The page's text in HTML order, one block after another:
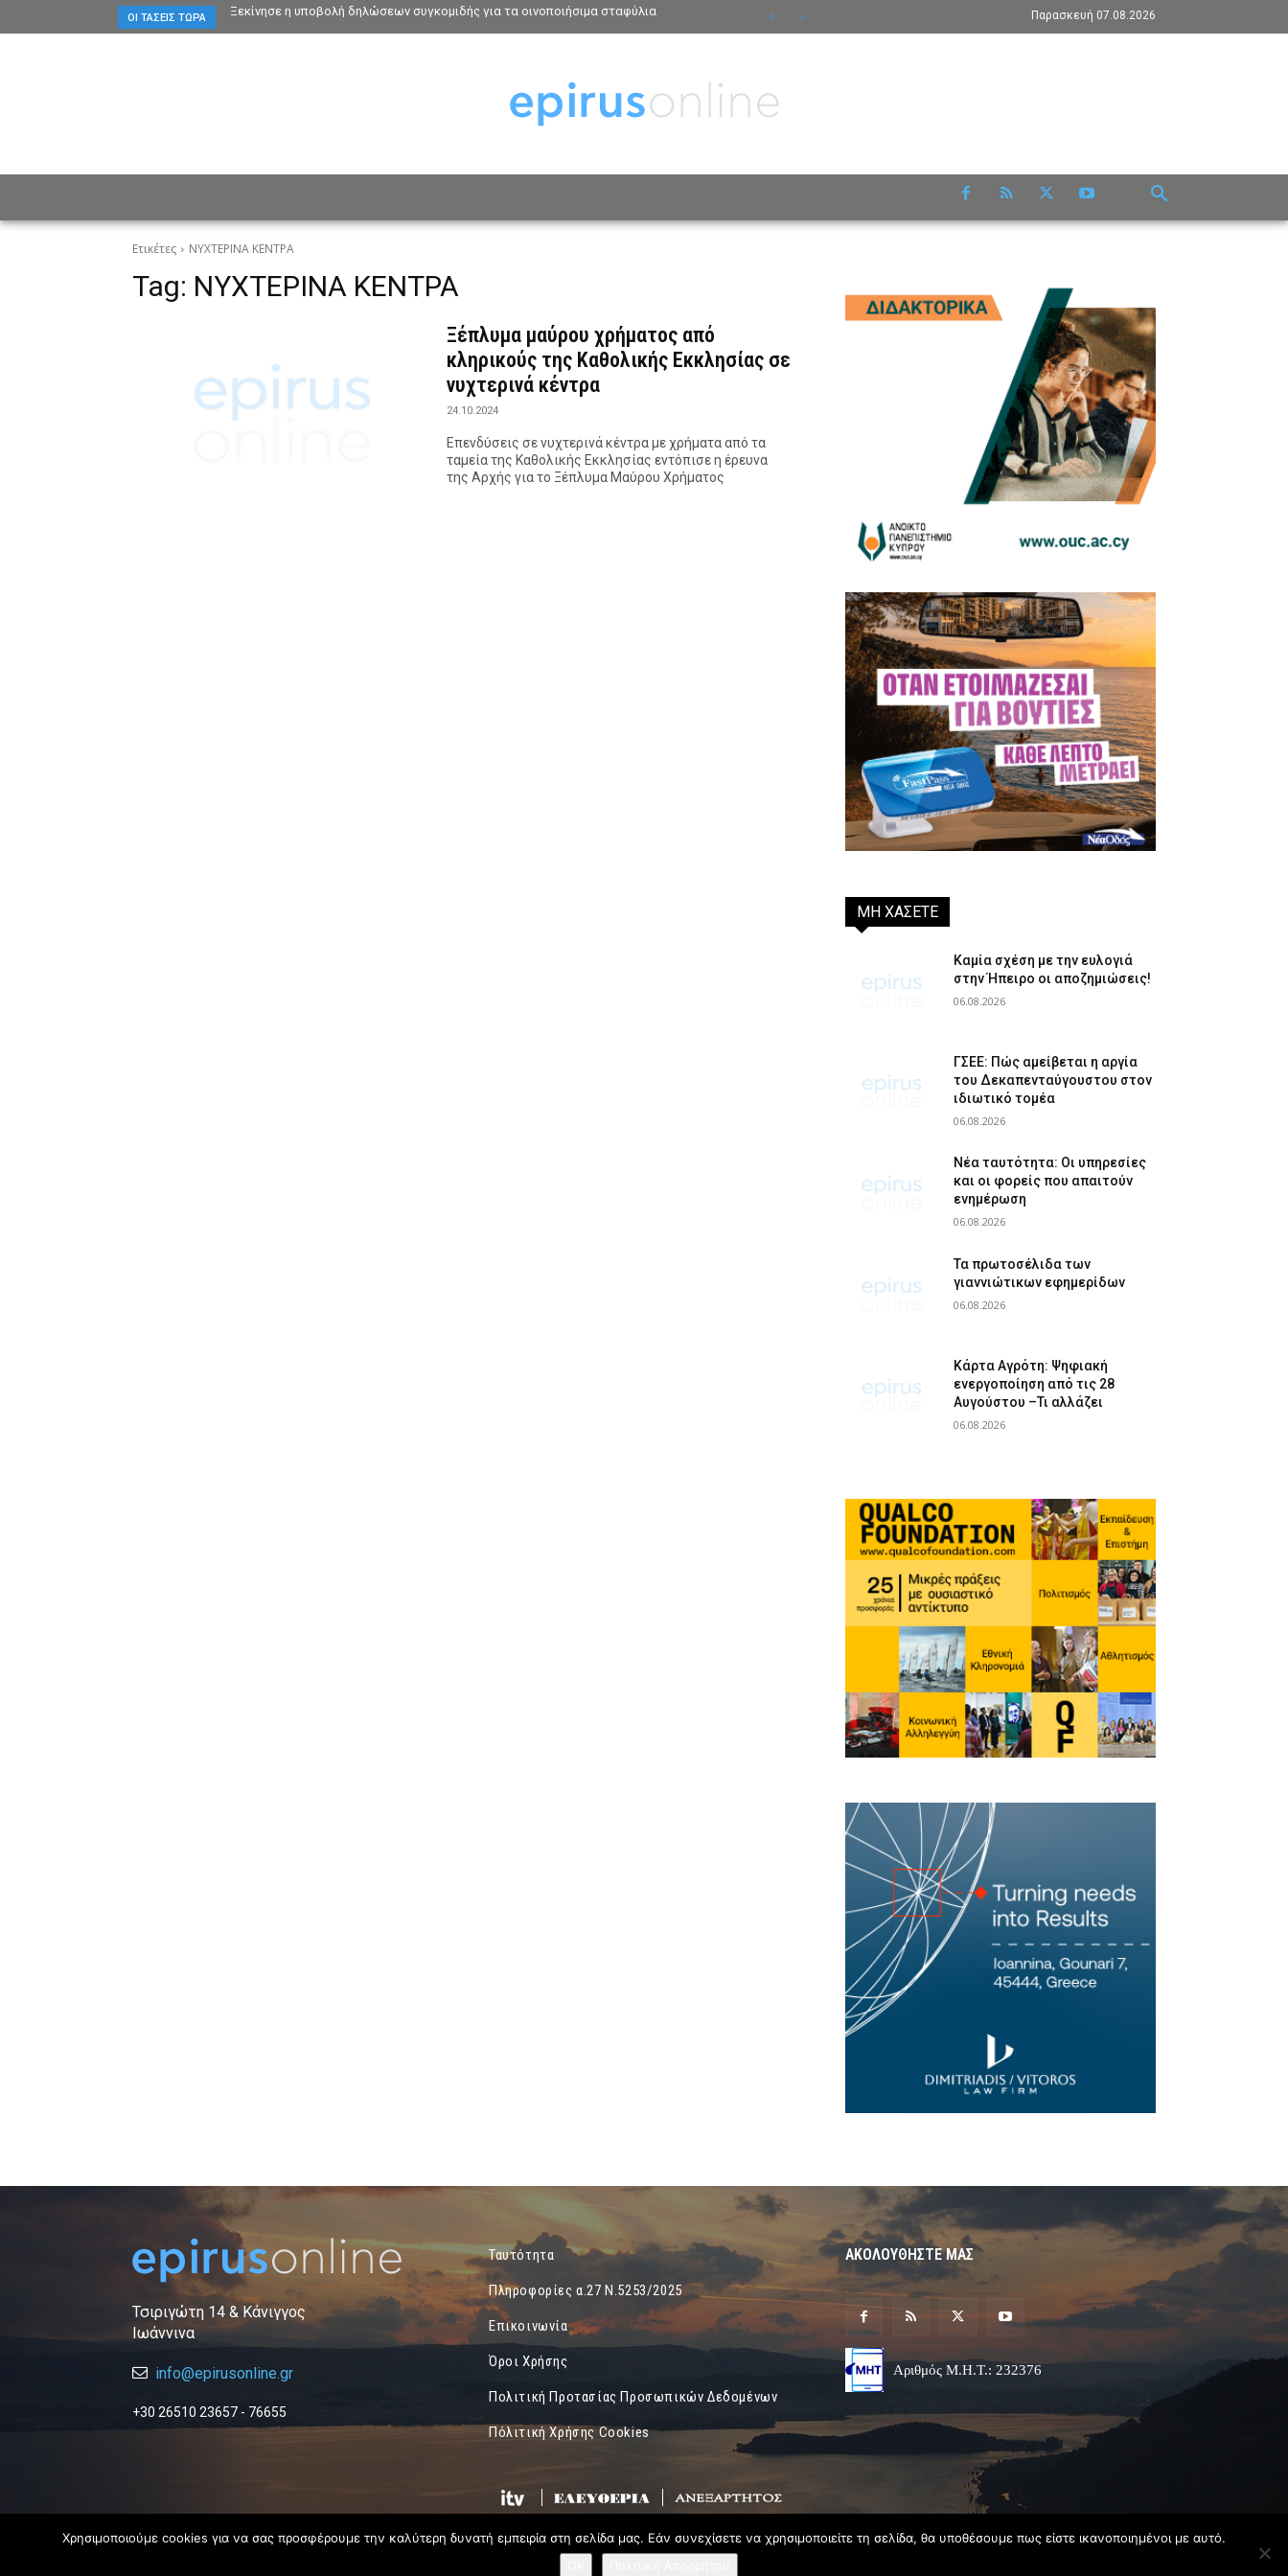
ΟΙ ΤΆΣΕΙΣ ΤΏΡΑ Ξεκίνησε η υποβολή δηλώσεων συγκομιδής για τα οινοποιήσιμα σταφύλια Παρασκευή 07.08.2026
Ετικέτες ΝΥΧΤΕΡΙΝΑ ΚΕΝΤΡΑ
Tag: ΝΥΧΤΕΡΙΝΑ ΚΕΝΤΡΑ
Ξέπλυμα μαύρου χρήματος από
κληρικούς της Καθολικής Εκκλησίας σε
νυχτερινά κέντρα
24.10.2024
Επενδύσεις σε νυχτερινά κέντρα με χρήματα από τα
ταμεία της Καθολικής Εκκλησίας εντόπισε η έρευνα
της Αρχής για το Ξέπλυμα Μαύρου Χρήματος
ΜΗ ΧΑΣΕΤΕ
Καμία σχέση με την ευλογιά
στην Ήπειρο οι αποζημιώσεις!
06.08.2026
ΓΣΕΕ: Πώς αμείβεται η αργία
του Δεκαπενταύγουστου στον
ιδιωτικό τομέα
06.08.2026
Νέα ταυτότητα: Οι υπηρεσίες
και οι φορείς που απαιτούν
ενημέρωση
06.08.2026
Τα πρωτοσέλιδα των
γιαννιώτικων εφημερίδων
06.08.2026
Κάρτα Αγρότη: Ψηφιακή
ενεργοποίηση από τις 28
Αυγούστου –Τι αλλάζει
06.08.2026
Τσιριγώτη 14 & Κάνιγγος
Ιωάννινα
info@epirusonline.gr
+30 26510 23657 - 76655
Ταυτότητα
Πληροφορίες α.27 Ν.5253/2025
Επικοινωνία
Όροι Χρήσης
Πολιτική Προτασίας Προσωπικών Δεδομένων
Πόλιτική Χρήσης Cookies
ΑΚΟΛΟΥΘΗΣΤΕ ΜΑΣ
Αριθμός Μ.Η.Τ.: 232376
Χρησιμοποιούμε cookies για να σας προσφέρουμε την καλύτερη δυνατή εμπειρία στη σελίδα μας. Εάν συνεχίσετε να χρησιμοποιείτε τη σελίδα, θα υποθέσουμε πως είστε ικανοποιημένοι με αυτό.